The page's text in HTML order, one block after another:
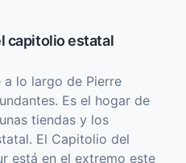
capitolio estatal
lo largo de Pierre
Es el hogar de
tiendas y los
El Capitolio del
está en el extremo este